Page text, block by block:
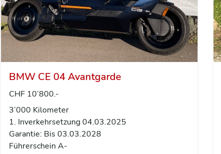
BMW CE 04 Avantgarde
CHF 10’800.-
3’000 Kilometer
1. Inverkehrsetzung 04.03.2025
Garantie: Bis 03.03.2028
Führerschein A-